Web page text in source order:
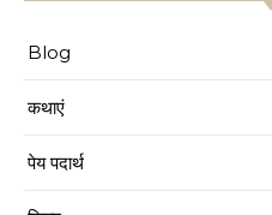
Blog
कथाएं
पेय पदार्थ